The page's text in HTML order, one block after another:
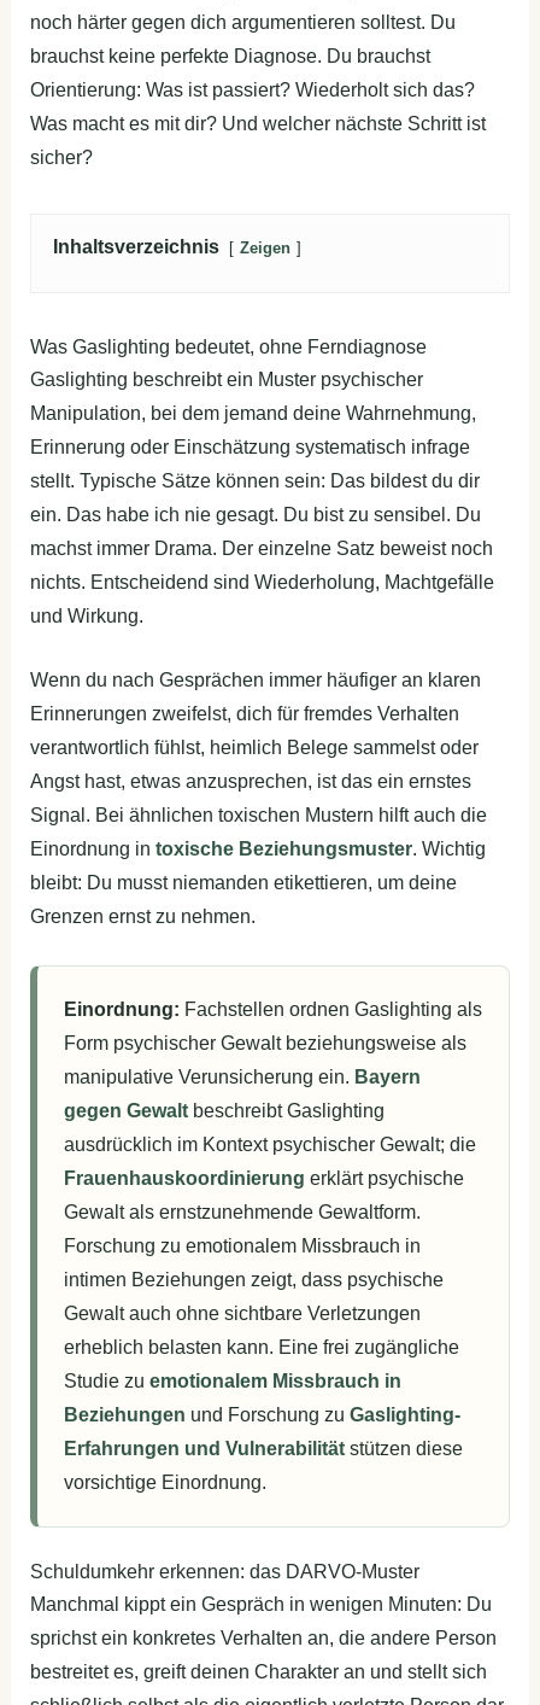
noch härter gegen dich argumentieren solltest. Du
brauchst keine perfekte Diagnose. Du brauchst
Orientierung: Was ist passiert? Wiederholt sich das?
Was macht es mit dir? Und welcher nächste Schritt ist
sicher?
Inhaltsverzeichnis Zeigen
Was Gaslighting bedeutet, ohne Ferndiagnose
Gaslighting beschreibt ein Muster psychischer
Manipulation, bei dem jemand deine Wahrnehmung,
Erinnerung oder Einschätzung systematisch infrage
stellt. Typische Sätze können sein: Das bildest du dir
ein. Das habe ich nie gesagt. Du bist zu sensibel. Du
machst immer Drama. Der einzelne Satz beweist noch
nichts. Entscheidend sind Wiederholung, Machtgefälle
und Wirkung.
Wenn du nach Gesprächen immer häufiger an klaren
Erinnerungen zweifelst, dich für fremdes Verhalten
verantwortlich fühlst, heimlich Belege sammelst oder
Angst hast, etwas anzusprechen, ist das ein ernstes
Signal. Bei ähnlichen toxischen Mustern hilft auch die
Einordnung in toxische Beziehungsmuster. Wichtig
bleibt: Du musst niemanden etikettieren, um deine
Grenzen ernst zu nehmen.
Einordnung: Fachstellen ordnen Gaslighting als
Form psychischer Gewalt beziehungsweise als
manipulative Verunsicherung ein. Bayern
gegen Gewaltbeschreibt Gaslighting
ausdrücklich im Kontext psychischer Gewalt; die
Frauenhauskoordinierung erklärt psychische
Gewalt als ernstzunehmende Gewaltform.
Forschung zu emotionalem Missbrauch in
intimen Beziehungen zeigt, dass psychische
Gewalt auch ohne sichtbare Verletzungen
erheblich belasten kann. Eine frei zugängliche
Studie zu emotionalem Missbrauch in
Beziehungen und Forschung zu Gaslighting-
Erfahrungen und Vulnerabilitätstützen diese
vorsichtige Einordnung.
Schuldumkehr erkennen: das DARVO-Muster
Manchmal kippt ein Gespräch in wenigen Minuten: Du
sprichst ein konkretes Verhalten an, die andere Person
bestreitet es, greift deinen Charakter an und stellt sich